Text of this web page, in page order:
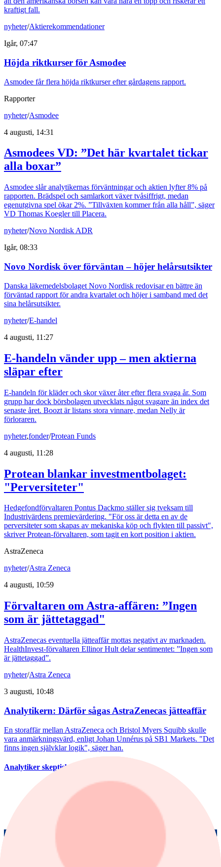
kraftigt fall.
nyheter/Aktierekommendationer
Igår, 07:47
Höjda riktkurser för Asmodee
Asmodee får flera höjda riktkurser efter gårdagens rapport.
Rapporter
nyheter/Asmodee
4 augusti, 14:31
Asmodees VD: ”Det här kvartalet tickar
alla boxar”
Asmodee slår analytikernas förväntningar och aktien lyfter 8% på
rapporten. Brädspel och samlarkort växer tvåsiffrigt, medan
egenutgivna spel ökar 2%. ”Tillväxten kommer från alla håll”, säger
VD Thomas Koegler till Placera.
nyheter/Novo Nordisk ADR
Igår, 08:33
Novo Nordisk över förväntan – höjer helårsutsikter
Danska läkemedelsbolaget Novo Nordisk redovisar en bättre än
förväntad rapport för andra kvartalet och höjer i samband med det
sina helårsutsikter.
nyheter/E-handel
4 augusti, 11:27
E-handeln vänder upp – men aktierna
släpar efter
E-handeln för kläder och skor växer åter efter flera svaga år. Som
grupp har dock börsbolagen utvecklats något svagare än index det
senaste året. Boozt är listans stora vinnare, medan Nelly är
förloraren.
nyheter,fonder/Protean Funds
4 augusti, 11:28
Protean blankar investmentbolaget:
"Perversiteter"
Hedgefondförvaltaren Pontus Dackmo ställer sig tveksam till
Industrivärdens premievärdering. "För oss är detta en av de
perversiteter som skapas av mekaniska köp och flykten till passivt",
skriver Protean-förvaltaren, som tagit en kort position i aktien.
AstraZeneca
nyheter/Astra Zeneca
4 augusti, 10:59
Förvaltaren om Astra-affären: ”Ingen
som är jättetaggad"
AstraZenecas eventuella jätteaffär mottas negativt av marknaden.
HealthInvest-förvaltaren Ellinor Hult delar sentimentet: ”Ingen som
är jättetaggad”.
nyheter/Astra Zeneca
3 augusti, 10:48
Analytikern: Därför sågas AstraZenecas jätteaffär
En storaffär mellan AstraZeneca och Bristol Myers Squibb skulle
vara anmärkningsvärd, enligt Johan Unnérus på SB1 Markets. "Det
finns ingen självklar logik", säger han.
Analytiker skeptiska till AstraZeneca-affär